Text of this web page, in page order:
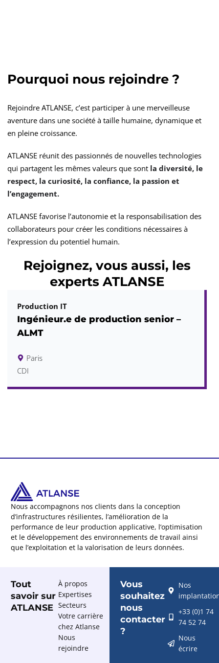
Pourquoi nous rejoindre ?
Rejoindre ATLANSE, c’est participer à une merveilleuse
aventure dans une société à taille humaine, dynamique et
en pleine croissance.
ATLANSE réunit des passionnés de nouvelles technologies
qui partagent les mêmes valeurs que sont la diversité, le
respect, la curiosité, la confiance, la passion et
l’engagement.
ATLANSE favorise l’autonomie et la responsabilisation des
collaborateurs pour créer les conditions nécessaires à
l’expression du potentiel humain.
Rejoignez, vous aussi, les
experts ATLANSE
Production IT
Ingénieur.e de production senior –
ALMT
Paris
CDI
Nous accompagnons nos clients dans la conception
d’infrastructures résilientes, l’amélioration de la
performance de leur production applicative, l’optimisation
et le développement des environnements de travail ainsi
que l’exploitation et la valorisation de leurs données.
Tout
savoir sur
ATLANSE
À propos
Expertises
Secteurs
Votre carrière
chez Atlanse
Nous
rejoindre
Vous
souhaitez
nous
contacter
?
Nos
+33 (0)1 74
74 52 74
Nous
écrire